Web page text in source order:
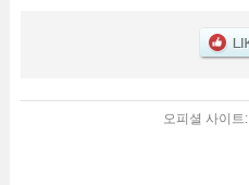
오피셜 사이트: